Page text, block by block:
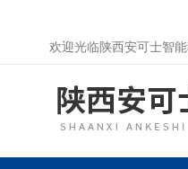
欢迎光临陕西安可士智